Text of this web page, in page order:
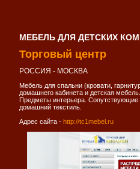
МЕБЕЛЬ ДЛЯ ДЕТСКИХ
Торговый центр
РОССИЯ - МОСКВА
Мебель для спальни (кровати,
домашнего кабинета и детская
Предметы интерьера.
домашний текстиль.
Адрес сайта - http://tc1mebel.ru